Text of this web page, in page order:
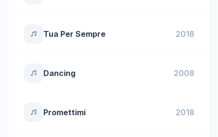
Tua Per Sempre 2018
Dancing 2008
Promettimi 2018